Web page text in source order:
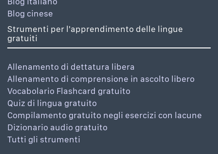
Blog cinese
Strumenti per l'apprendimento delle lingue
gratuiti
Allenamento di dettatura libera
Allenamento di comprensione in ascolto libero
Vocabolario Flashcard gratuito
Quiz di lingua gratuito
Compilamento gratuito negli esercizi con lacune
Dizionario audio gratuito
Tutti gli strumenti